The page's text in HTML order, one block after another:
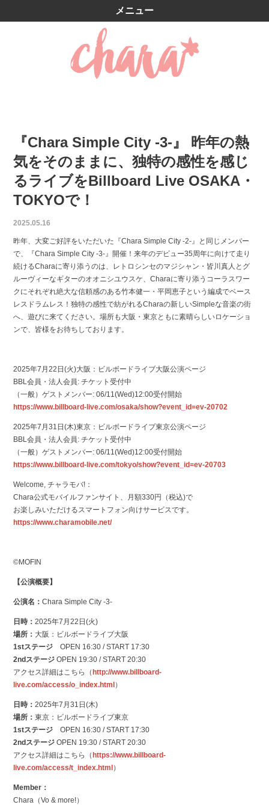
メニュー
『Chara Simple City -3-』 昨年の熱
気をそのままに、独特の感性を感じ
るライブをBillboard Live OSAKA・
TOKYOで！
2025.05.16
昨年、大変ご好評をいただいた『Chara Simple City -2-』と同じメンバー
で、『Chara Simple City -3-』開催！来年のデビュー35周年に向けて走り
続けるCharaに寄り添うのは、レトロシンセのマジシャン・皆川真人とグ
ルーヴィーなギターのオオニシユウスケ、Charaに寄り添うコーラスワー
クにそれぞれ絶大な信頼感のある竹本健一・平岡恵子という編成でベース
レスドラムレス！独特の感性で紡がれるCharaの新しいSimpleな音楽の街
へ、遊びに来てください。場所も大阪・東京ともに素晴らしいロケーショ
ンで、皆様をお待ちしております。
2025年7月22日(火)大阪：ビルボードライブ大阪公演ページ
BBL会員・法人会員: チケット受付中
（一般）ゲストメンバー: 06/11(Wed)12:00受付開始
https://www.billboard-live.com/osaka/show?event_id=ev-20702
2025年7月31日(木)東京：ビルボードライブ東京公演ページ
BBL会員・法人会員: チケット受付中
（一般）ゲストメンバー: 06/11(Wed)12:00受付開始
https://www.billboard-live.com/tokyo/show?event_id=ev-20703
Welcome, チャラモバ!：
Chara公式モバイルファンサイト、月額330円（税込)で
お楽しみいただけるスマートフォン向けサービスです。
https://www.charamobile.net/
©️MOFIN
【公演概要】
公演名：Chara Simple City -3-
日時：2025年7月22日(火)
場所： 大阪：ビルボードライブ大阪
1stステージ OPEN 16:30 / START 17:30
2ndステージ OPEN 19:30 / START 20:30
アクセス詳細はこちら（ http://www.billboard-
live.com/access/o_index.html ）
日時：2025年7月31日(木)
場所：東京：ビルボードライブ東京
1stステージ OPEN 16:30 / START 17:30
2ndステージ OPEN 19:30 / START 20:30
アクセス詳細はこちら（ https://www.billboard-
live.com/access/t_index.html ）
Member：
Chara（Vo & more!）